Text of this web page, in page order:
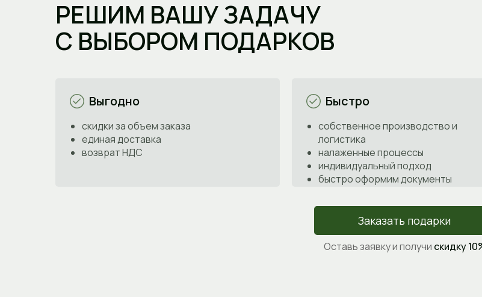
РЕШИМ ВАШУ ЗАДАЧУ
С ВЫБОРОМ ПОДАРКОВ
Выгодно
скидки за объем заказа
единая доставка
возврат НДС
Быстро
собственное производство и
логистика
налаженные процессы
индивидуальный подход
быстро оформим документы
Заказать подарки
Оставь заявку и получи скидку